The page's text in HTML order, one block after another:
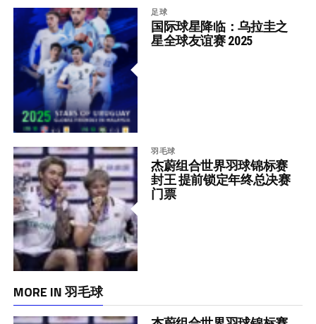
足球
国际球星降临：乌拉圭之
星全球友谊赛 2025
羽毛球
杰蔚组合世界羽球锦标赛
封王 提前锁定年终总决赛
门票
MORE IN 羽毛球